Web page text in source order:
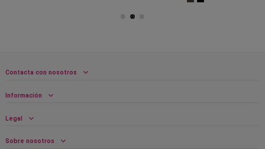
Contacta con nosotros
Información
Legal
Sobre nosotros